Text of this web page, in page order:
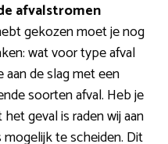
afvalstromen
gekozen moet je nog
wat voor type afval
aan de slag met een
soorten afval. Heb je
geval is raden wij aan
te scheiden. Dit